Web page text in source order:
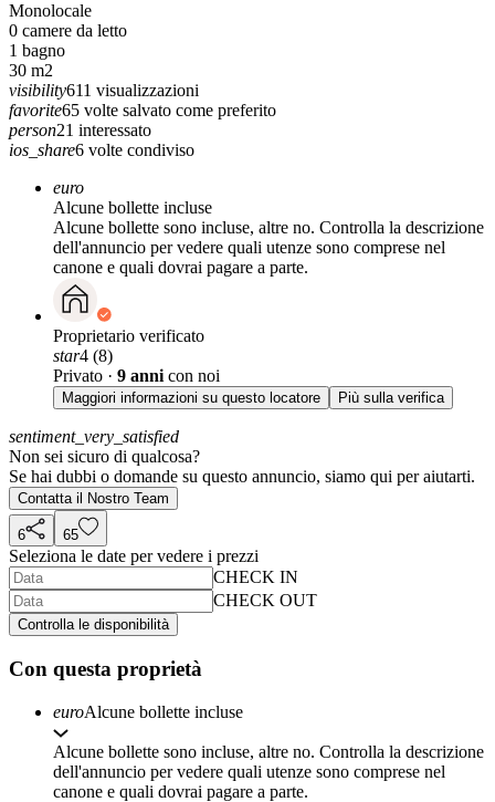
Monolocale
0 camere da letto
1 bagno
30 m2
visibility611 visualizzazioni
favorite65 volte salvato come preferito
person21 interessato
ios_share6 volte condiviso
euro
Alcune bollette incluse
Alcune bollette sono incluse, altre no. Controlla la descrizione
dell'annuncio per vedere quali utenze sono comprese nel
canone e quali dovrai pagare a parte.
Proprietario verificato
star4 (8)
Privato · 9 anni con noi
Maggiori informazioni su questo locatore Più sulla verifica
sentiment_very_satisfied
Non sei sicuro di qualcosa?
Se hai dubbi o domande su questo annuncio, siamo qui per aiutarti.
Contatta il Nostro Team
6 65
Seleziona le date per vedere i prezzi
CHECK IN
CHECK OUT
Controlla le disponibilità
Con questa proprietà
euroAlcune bollette incluse
Alcune bollette sono incluse, altre no. Controlla la descrizione
dell'annuncio per vedere quali utenze sono comprese nel
canone e quali dovrai pagare a parte.